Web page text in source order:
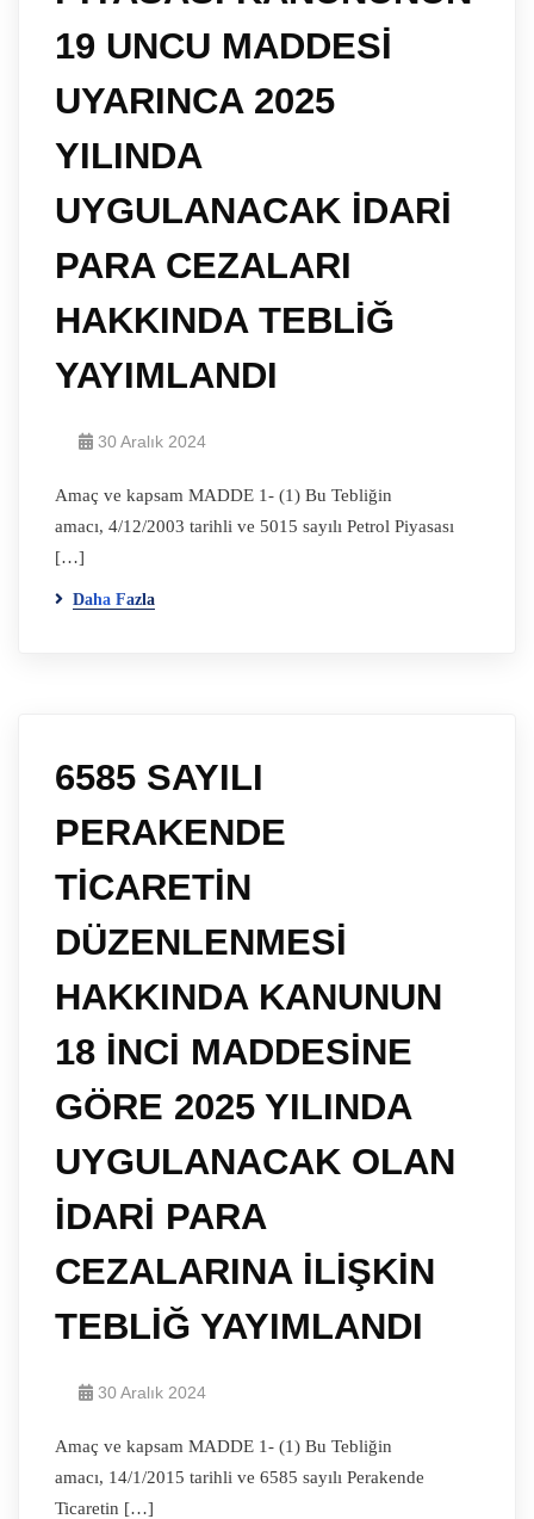
19 UNCU MADDESİ
UYARINCA 2025
YILINDA
UYGULANACAK İDARİ
PARA CEZALARI
HAKKINDA TEBLİĞ
YAYIMLANDI
30 Aralık 2024
Amaç ve kapsam MADDE 1- (1) Bu Tebliğin
amacı, 4/12/2003 tarihli ve 5015 sayılı Petrol Piyasası
[…]
Daha Fazla
6585 SAYILI
PERAKENDE
TİCARETİN
DÜZENLENMESİ
HAKKINDA KANUNUN
18 İNCİ MADDESİNE
GÖRE 2025 YILINDA
UYGULANACAK OLAN
İDARİ PARA
CEZALARINA İLİŞKİN
TEBLİĞ YAYIMLANDI
30 Aralık 2024
Amaç ve kapsam MADDE 1- (1) Bu Tebliğin
amacı, 14/1/2015 tarihli ve 6585 sayılı Perakende
Ticaretin […]